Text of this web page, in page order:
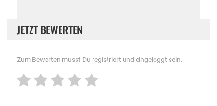
JETZT BEWERTEN
Zum Bewerten musst Du registriert und eingeloggt sein.